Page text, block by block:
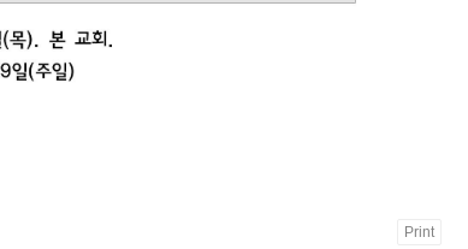
Print